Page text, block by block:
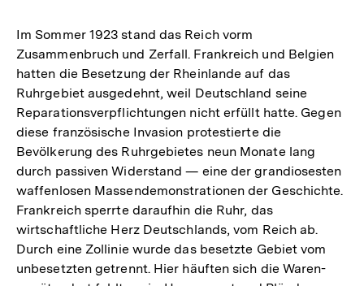
Im Sommer 1923 stand das Reich vorm
Zusammenbruch und Zerfall. Frankreich und Belgien
hatten die Besetzung der Rheinlande auf das
Ruhrgebiet ausgedehnt, weil Deutschland seine
Reparationsverpflichtungen nicht erfüllt hatte. Gegen
diese französische Invasion protestierte die
Bevölkerung des Ruhrgebietes neun Monate lang
durch passiven Widerstand — eine der grandiosesten
waffenlosen Massendemonstrationen der Geschichte.
Frankreich sperrte daraufhin die Ruhr, das
wirtschaftliche Herz Deutschlands, vom Reich ab.
Durch eine Zollinie wurde das besetzte Gebiet vom
unbesetzten getrennt. Hier häuften sich die Waren-